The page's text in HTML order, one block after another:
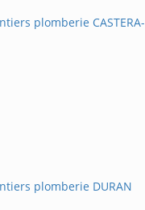
plomberie CASTERA-
plomberie DURAN